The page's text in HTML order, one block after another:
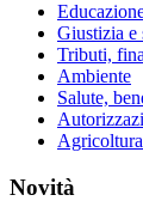
Giustizia e
Tributi,
Ambiente
Salute,
Agricoltura
Novità